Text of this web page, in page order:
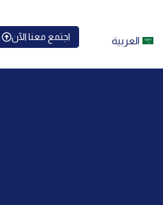
العربية اجتمع معنا الآن